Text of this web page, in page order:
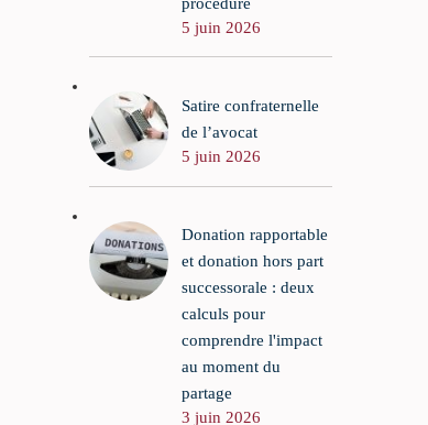
Les expertises en droit des
5 juin 2026
Satire confraternelle
de l’avocat
5 juin 2026
Donation rapportable
et donation hors part
successorale : deux
calculs pour
comprendre l'impact
au moment du
partage
3 juin 2026